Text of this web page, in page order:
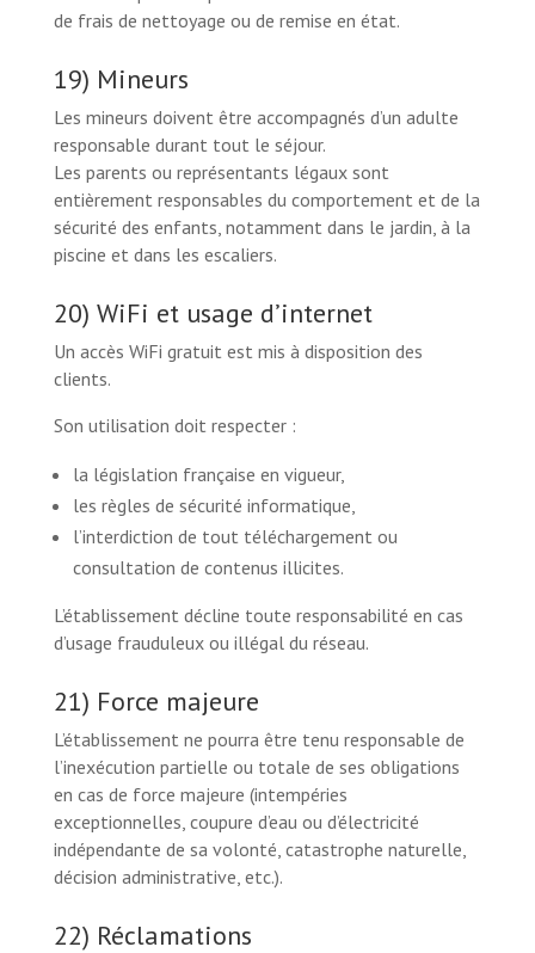
de frais de nettoyage ou de remise en état.
19) Mineurs
Les mineurs doivent être accompagnés d’un adulte
responsable durant tout le séjour.
Les parents ou représentants légaux sont
entièrement responsables du comportement et de la
sécurité des enfants, notamment dans le jardin, à la
piscine et dans les escaliers.
20) WiFi et usage d’internet
Un accès WiFi gratuit est mis à disposition des
clients.
Son utilisation doit respecter :
la législation française en vigueur,
les règles de sécurité informatique,
l’interdiction de tout téléchargement ou
consultation de contenus illicites.
L’établissement décline toute responsabilité en cas
d’usage frauduleux ou illégal du réseau.
21) Force majeure
L’établissement ne pourra être tenu responsable de
l’inexécution partielle ou totale de ses obligations
en cas de force majeure (intempéries
exceptionnelles, coupure d’eau ou d’électricité
indépendante de sa volonté, catastrophe naturelle,
décision administrative, etc.).
22) Réclamations